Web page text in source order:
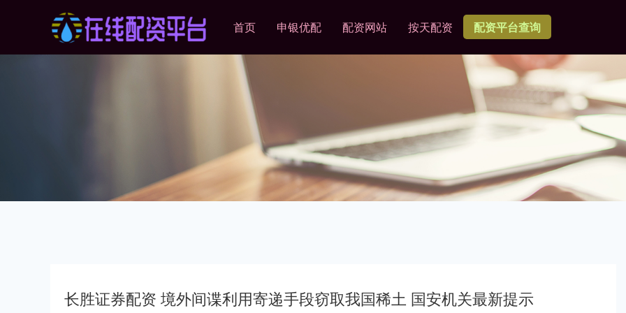
首页 申银优配 配资网站 按天配资 配资平台查询
长胜证券配资 境外间谍利用寄递手段窃取我国稀土 国安机关最新提示